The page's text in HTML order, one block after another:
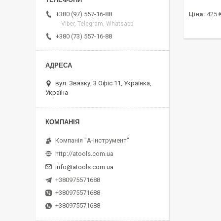
Ціна: 425
+380 (97) 557-16-88
Viber, Telegram, Whatsapp
+380 (73) 557-16-88
вул. Звязку, 3 Офіс 11, Українка,
Україна
Компанія "А-Інструмент"
http://atools.com.ua
info@atools.com.ua
+380975571688
+380975571688
+380975571688